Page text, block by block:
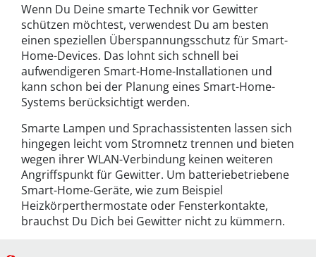
Wenn Du Deine smarte Technik vor Gewitter
schützen möchtest, verwendest Du am besten
einen speziellen Überspannungsschutz für Smart-
Home-Devices. Das lohnt sich schnell bei
aufwendigeren Smart-Home-Installationen und
kann schon bei der Planung eines Smart-Home-
Systems berücksichtigt werden.
Smarte Lampen und Sprachassistenten lassen sich
hingegen leicht vom Stromnetz trennen und bieten
wegen ihrer WLAN-Verbindung keinen weiteren
Angriffspunkt für Gewitter. Um batteriebetriebene
Smart-Home-Geräte, wie zum Beispiel
Heizkörperthermostate oder Fensterkontakte,
brauchst Du Dich bei Gewitter nicht zu kümmern.